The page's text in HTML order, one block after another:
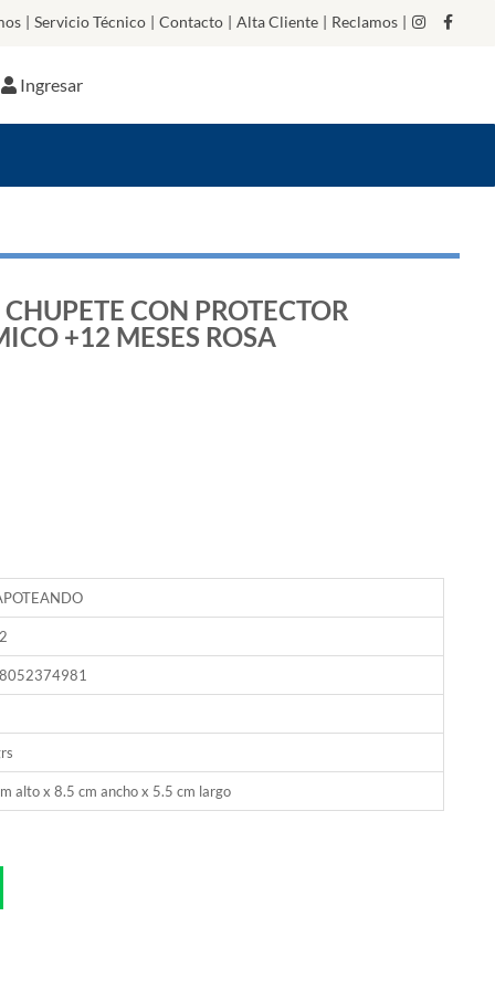
| Servicio Técnico | Contacto | Alta Cliente | Reclamos |
Ingresar
CON PROTECTOR
+12 MESES ROSA
alto x 8.5 cm ancho x 5.5 cm largo